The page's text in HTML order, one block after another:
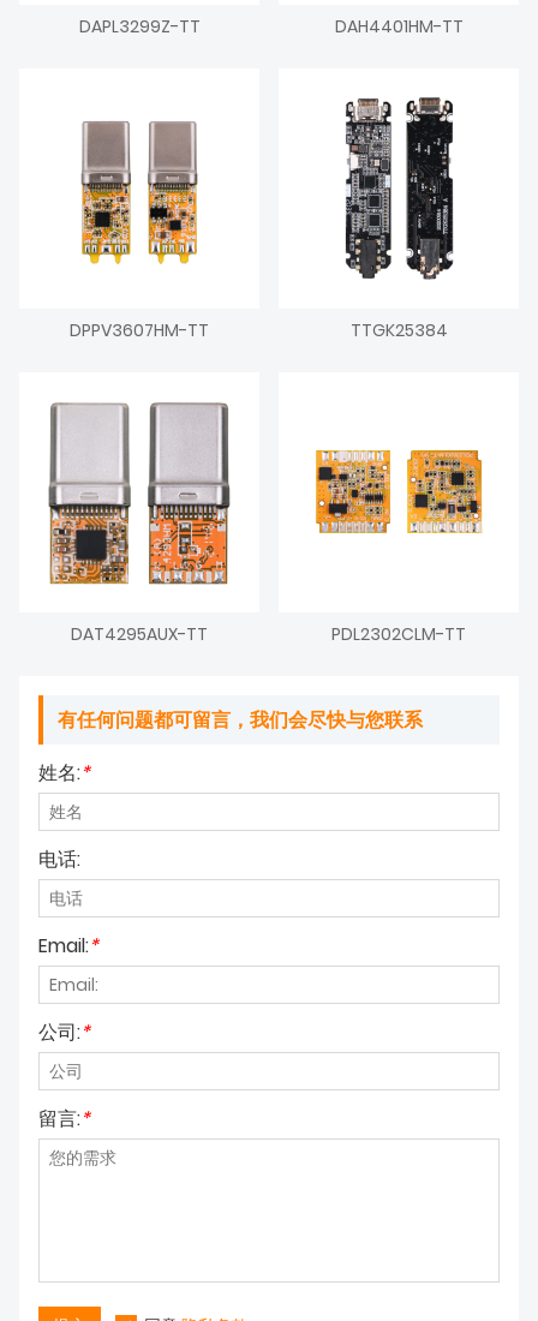
DAPL3299Z-TT DAH4401HM-TT
DPPV3607HM-TT TTGK25384
DAT4295AUX-TT PDL2302CLM-TT
有任何问题都可留言，我们会尽快与您联系
姓名:*
电话:
Email:*
公司:*
留言:*